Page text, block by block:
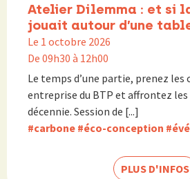
Atelier Dilemma : et si
jouait autour d’une
Le 1 octobre 2026
De 09h30 à 12h00
Le temps d’une partie, prenez les
entreprise du BTP et affrontez les
décennie. Session de [...]
#carbone #éco-conception
PLUS D'INFOS